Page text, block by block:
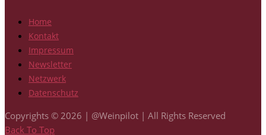
Home
Kontakt
Impressum
Newsletter
Netzwerk
Datenschutz
Copyrights © 2026 | @Weinpilot | All Rights Reserved
Back To Top